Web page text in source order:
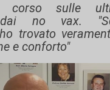
corso sulle
dai no vax.
trovato
e conforto"